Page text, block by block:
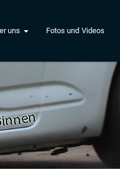
uns Fotos und Videos